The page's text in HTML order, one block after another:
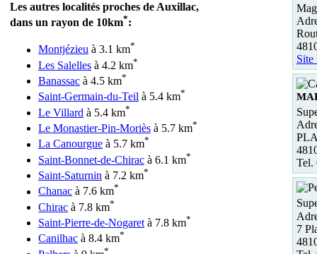
Les autres localités proches de Auxillac,
dans un rayon de 10km*:
Montjézieu à 3.1 km*
Les Salelles à 4.2 km*
Banassac à 4.5 km*
Saint-Germain-du-Teil à 5.4 km*
Le Villard à 5.4 km*
Le Monastier-Pin-Moriès à 5.7 km*
La Canourgue à 5.7 km*
Saint-Bonnet-de-Chirac à 6.1 km*
Saint-Saturnin à 7.2 km*
Chanac à 7.6 km*
Chirac à 7.8 km*
Saint-Pierre-de-Nogaret à 7.8 km*
Canilhac à 8.4 km*
*
Site
Tel.
7